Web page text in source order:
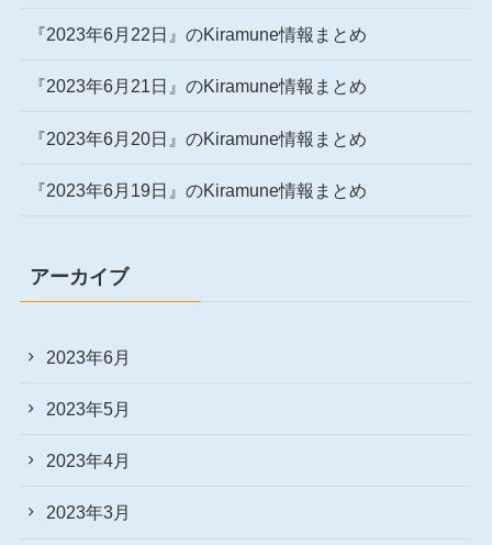
『2023年6月22日』のKiramune情報まとめ
『2023年6月21日』のKiramune情報まとめ
『2023年6月20日』のKiramune情報まとめ
『2023年6月19日』のKiramune情報まとめ
アーカイブ
2023年6月
2023年5月
2023年4月
2023年3月